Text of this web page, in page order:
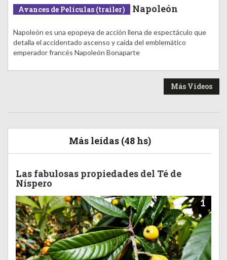
Avances de Películas (trailer) Napoleón
Napoleón es una epopeya de acción llena de espectáculo que
detalla el accidentado ascenso y caída del emblemático
emperador francés Napoleón Bonaparte
Más Videos
Más leídas (48 hs)
Las fabulosas propiedades del Té de
Níspero
1